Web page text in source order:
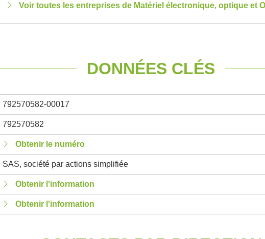
Voir toutes les entreprises de Matériel électronique, optique et
DONNÉES CLÉS
792570582-00017
792570582
Obtenir le numéro
SAS, société par actions simplifiée
Obtenir l'information
Obtenir l'information